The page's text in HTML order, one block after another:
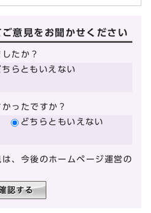
意見をお聞かせください
たか？
ちらともいえない
ったですか？
どちらともいえない
、今後のホームページ運営の